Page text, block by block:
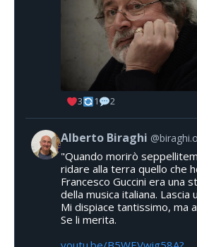
3 1 2
Alberto Biraghi
"Quando morirò
ridare alla terra quello che
Francesco Guccini era una
della musica italiana. Lascia
Mi dispiace tantissimo, ma
Se li merita.